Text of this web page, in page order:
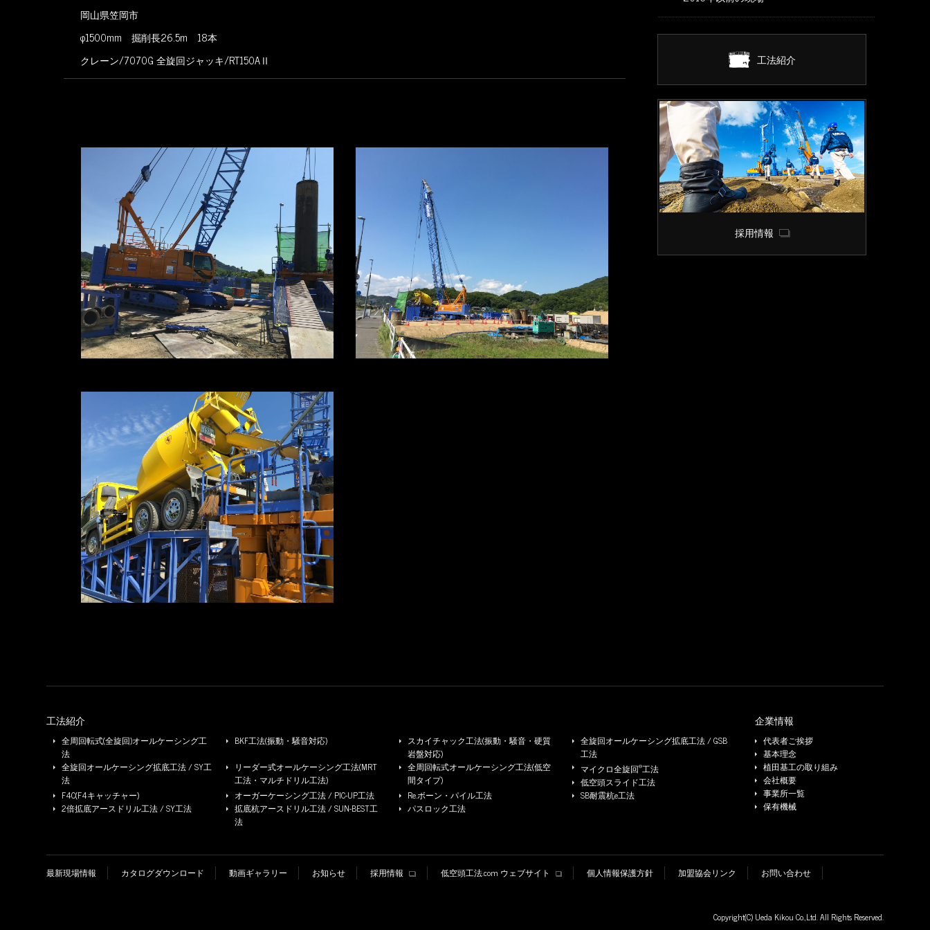
岡山県笠岡市
φ1500mm 掘削長26.5m 18本
クレーン/7070G 全旋回ジャッキ/RT150AⅡ
工法紹介
採用情報
工法紹介
全周回転式(全旋回)オールケーシング工
法
BKF工法(振動・騒音対応)
スカイチャック工法(振動・騒音・硬質
岩盤対応)
全旋回オールケーシング拡底工法 / GSB
工法
全旋回オールケーシング拡底工法 / SY工
法
リーダー式オールケーシング工法(MRT
工法・マルチドリル工法)
全周回転式オールケーシング工法(低空
間タイプ)
マイクロ全旋回®工法
低空頭スライド工法
F4C(F4キャッチャー)
オーガーケーシング工法 / PIC-UP工法 Re.ボーン・パイル工法
SB耐震杭e工法
2倍拡底アースドリル工法 / SY工法
拡底杭アースドリル工法 / SUN-BEST工
法
パスロック工法
企業情報
代表者ご挨拶
基本理念
植田基工の取り組み
会社概要
事業所一覧
保有機械
最新現場情報 カタログダウンロード 動画ギャラリー お知らせ 採用情報 低空頭工法.com ウェブサイト 個人情報保護方針 加盟協会リンク お問い合わせ
Copyright(C) Ueda Kikou Co.,Ltd.All Rights Reserved.